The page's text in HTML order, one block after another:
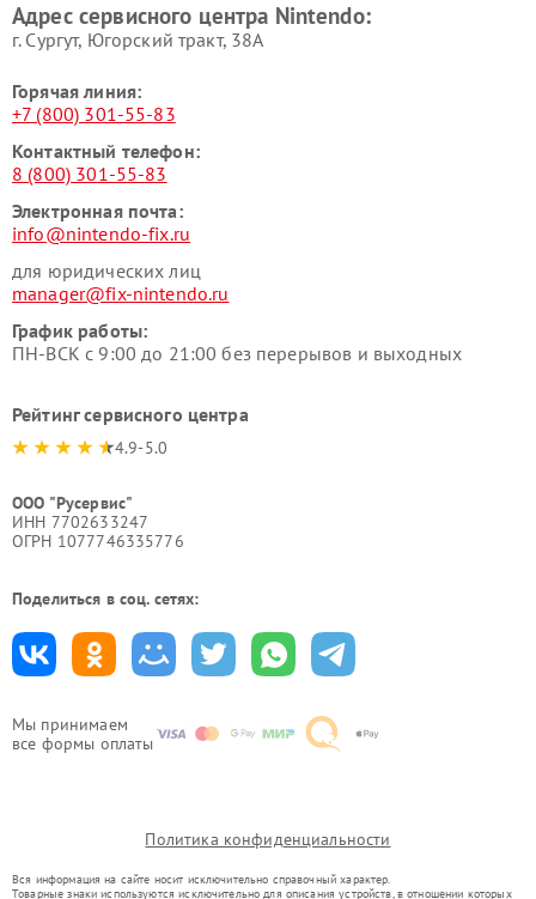
Мы принимаем
все формы оплаты
Адрес сервисного центра Nintendo:
г. Сургут, Югорский тракт, 38А
Горячая линия:
+7 (800) 301-55-83
Контактный телефон:
8 (800) 301-55-83
Электронная почта:
info@nintendo-fix.ru
для юридических лиц
manager@fix-nintendo.ru
График работы:
ПН-ВСК с 9:00 до 21:00 без перерывов и выходных
Рейтинг сервисного центра
4.9-5.0
ООО "Русервис"
ИНН 7702633247
ОГРН 1077746335776
Поделиться в соц. сетях:
Политика конфиденциальности
Вся информация на сайте носит исключительно справочный характер.
Товарные знаки используются исключительно для описания устройств, в отношении которых